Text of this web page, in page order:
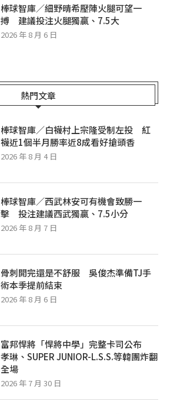
棒球智庫／細野晴希壓陣火腿可望一
搏 建議投注火腿獨贏、7.5大
2026 年 8 月 6 日
熱門文章
棒球智庫／白襪村上宗隆受制左投 紅
襪近1個半月勝率近8成看好搶頭香
2026 年 8 月 4 日
棒球智庫／西武林安可有機會致勝一
擊 投注建議西武獨贏、7.5小分
2026 年 8 月 7 日
骨刺開完還是不舒服 吳俊杰準備TJ手
術本季提前結束
2026 年 8 月 6 日
富邦悍將「悍將中學」完整卡司公布
孝琳、SUPER JUNIOR-L.S.S.等韓團炸翻
全場
2026 年 7 月 30 日